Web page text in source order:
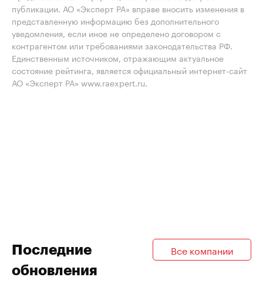
публикации. АО «Эксперт РА» вправе вносить изменения в
представленную информацию без дополнительного
уведомления, если иное не определено договором с
контрагентом или требованиями законодательства РФ.
Единственным источником, отражающим актуальное
состояние рейтинга, является официальный интернет-сайт
АО «Эксперт РА» www.raexpert.ru.
Последние
обновления
Все компании